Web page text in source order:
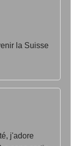
la Suisse
j'adore